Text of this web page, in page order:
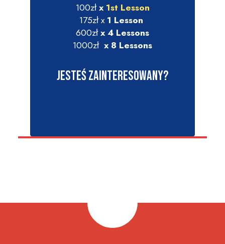
100złx1st Lesson
175zł x1 Lesson
600złx 4 Lessons
1000złx 8 Lessons
Jesteś zainteresowany?